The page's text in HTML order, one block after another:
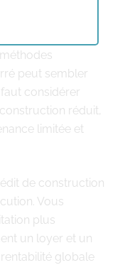
bois Manhay se
peut sembler
considérer
réduit,
limitée et
de construction
Vous
plus
un loyer et un
globale